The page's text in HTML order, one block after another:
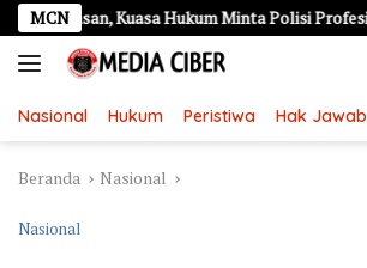
Langsung
ke
konten
MCN
Kuasa Hukum Minta Polisi Profesional
Nasional Hukum Peristiwa Hak Jawab
Beranda Nasional
Nasional